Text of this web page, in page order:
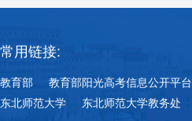
常用链接:
教育部 教育部阳光高考信息公开平台
东北师范大学
东北师范大学教务处